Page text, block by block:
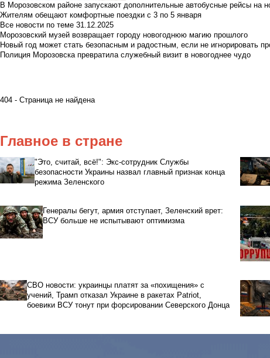
В Морозовском районе запускают дополнительные автобусные рейсы на
Жителям обещают комфортные поездки с 3 по 5 января
Все новости по теме 31.12.2025
Морозовский музей возвращает городу новогоднюю магию прошлого
Новый год может стать безопасным и радостным, если не игнорировать
Полиция Морозовска превратила служебный визит в новогоднее чудо
404 - Страница не найдена
Главное в стране
"Это, считай, всё!": Экс-сотрудник Службы
безопасности Украины назвал главный признак конца
режима Зеленского
Генералы бегут, армия отступает, Зеленский врет:
ВСУ больше не испытывают оптимизма
СВО новости: украинцы платят за «похищения» с
учений, Трамп отказал Украине в ракетах Patriot,
боевики ВСУ тонут при форсировании Северского Донца